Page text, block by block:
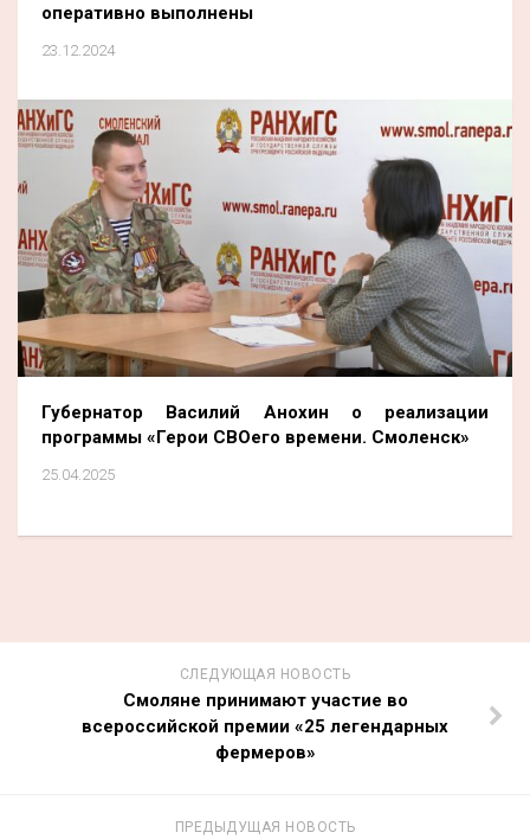
оперативно выполнены
23.12.2024
Губернатор Василий Анохин о реализации
программы «Герои СВОего времени. Смоленск»
25.04.2025
СЛЕДУЮЩАЯ НОВОСТЬ
Смоляне принимают участие во
всероссийской премии «25 легендарных
фермеров»
ПРЕДЫДУЩАЯ НОВОСТЬ